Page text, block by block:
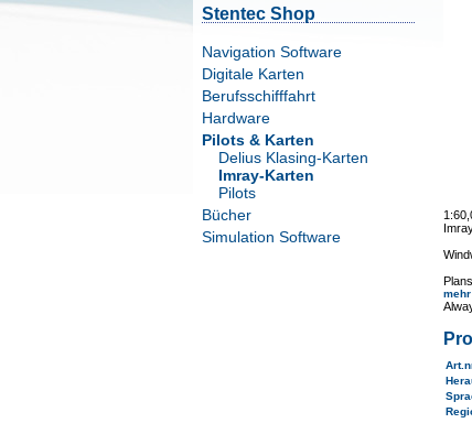
Stentec Shop
Navigation Software
Digitale Karten
Berufsschifffahrt
Hardware
Pilots & Karten
Delius Klasing-Karten
Imray-Karten
Pilots
Bücher
Simulation Software